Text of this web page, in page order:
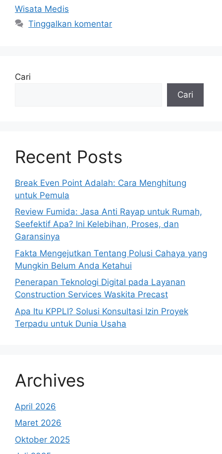
Wisata Medis
Tinggalkan komentar
Cari
Cari
Recent Posts
Break Even Point Adalah: Cara Menghitung
untuk Pemula
Review Fumida: Jasa Anti Rayap untuk Rumah,
Seefektif Apa? Ini Kelebihan, Proses, dan
Garansinya
Fakta Mengejutkan Tentang Polusi Cahaya yang
Mungkin Belum Anda Ketahui
Penerapan Teknologi Digital pada Layanan
Construction Services Waskita Precast
Apa Itu KPPLI? Solusi Konsultasi Izin Proyek
Terpadu untuk Dunia Usaha
Archives
April 2026
Maret 2026
Oktober 2025